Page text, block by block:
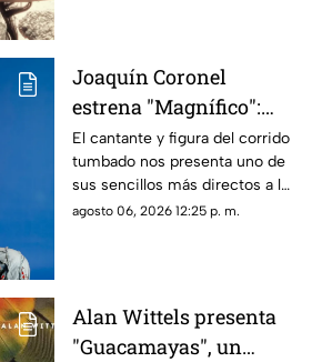
personas que nos formaron
Joaquín Coronel
estrena "Magnífico":
cuando el amor se
vuelve dulce venganza
El cantante y figura del corrido
tumbado nos presenta uno de
sus sencillos más directos a la
fecha, pues amparado por su
importar lo que digan los
demás
agosto 06, 2026 12:25 p. m.
Alan Wittels presenta
"Guacamayas", un